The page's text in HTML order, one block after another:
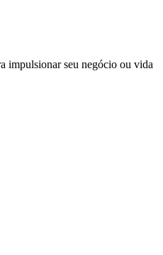
impulsionar seu negócio ou vida